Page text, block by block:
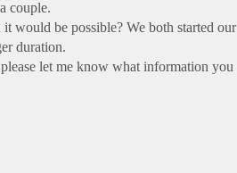
couple.
would be possible? We both started our
duration.
let me know what information you